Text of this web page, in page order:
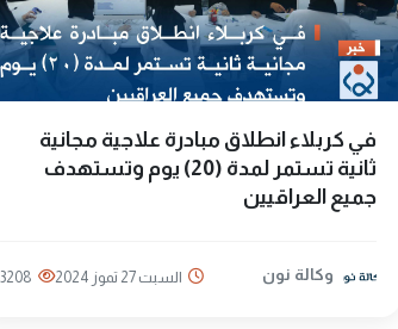
في كربلاء انطلاق مبادرة علاجية مجانية
ثانية تستمر لمدة (20) يوم وتستهدف
جميع العراقيين
وكالة نون السبت 27 تموز 2024 3208